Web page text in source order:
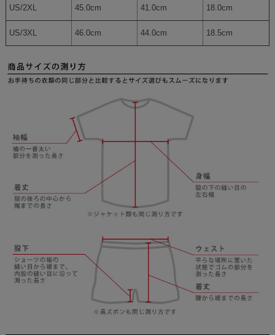
US/2XL 45.0cm 41.0cm 18.0cm
US/3XL 46.0cm 44.0cm 18.5cm